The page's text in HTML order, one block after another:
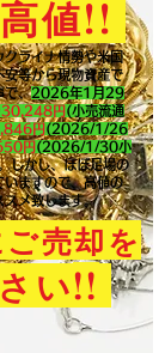
値!!
クライナ情勢や米国
安等から現物資産で
で、2026年1月29
30,248円 (小売流通
円 (2026/1/26
円 (2026/1/30小
しかし、ほぼ足場の
いますので、高値の
スメ致します。
売却を
い!!